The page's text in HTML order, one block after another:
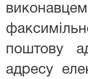
поштову
адресу